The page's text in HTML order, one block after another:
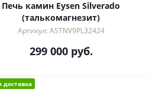
Печь камин Eysen Silverado
(талькомагнезит)
Артикул: ASTNV9PL32424
299 000руб.
доставка